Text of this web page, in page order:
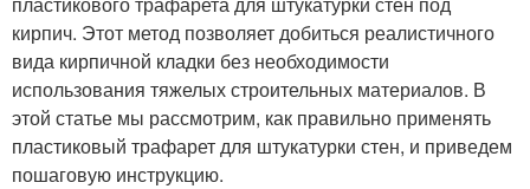
кирпич. Этот метод позволяет добиться реалистичного
вида кирпичной кладки без необходимости
использования тяжелых строительных материалов. В
этой статье мы рассмотрим, как правильно применять
пластиковый трафарет для штукатурки стен, и приведем
пошаговую инструкцию.